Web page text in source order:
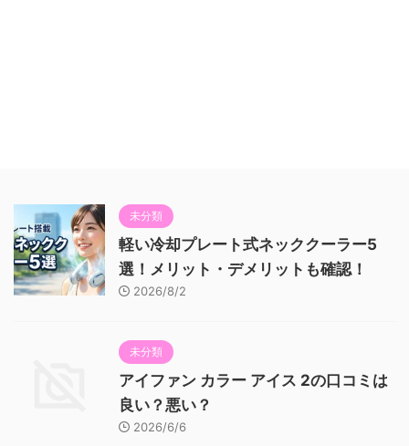
未分類
軽い冷却プレート式ネッククーラー5
選！メリット・デメリットも確認！
2026/8/2
未分類
アイファン カラー アイス 2の口コミは
良い？悪い？
2026/6/6